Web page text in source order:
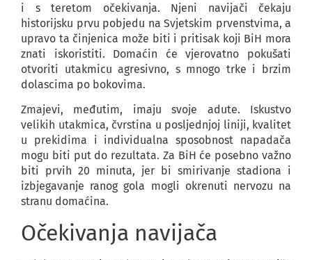
i s teretom očekivanja. Njeni navijači čekaju
historijsku prvu pobjedu na Svjetskim prvenstvima, a
upravo ta činjenica može biti i pritisak koji BiH mora
znati iskoristiti. Domaćin će vjerovatno pokušati
otvoriti utakmicu agresivno, s mnogo trke i brzim
dolascima po bokovima.
Zmajevi, međutim, imaju svoje adute. Iskustvo
velikih utakmica, čvrstina u posljednjoj liniji, kvalitet
u prekidima i individualna sposobnost napadača
mogu biti put do rezultata. Za BiH će posebno važno
biti prvih 20 minuta, jer bi smirivanje stadiona i
izbjegavanje ranog gola mogli okrenuti nervozu na
stranu domaćina.
Očekivanja navijača